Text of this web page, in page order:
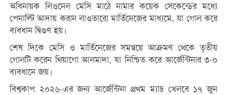
অধিনায়ক লিওনেল মেসি মাঠে নামার কয়েক সেকেন্ডের মধ্যে
পেনাল্টি আদায় করান লাওতারো মার্তিনেজের মাধ্যমে, যা গোল করে
ব্যবধান দ্বিগুণ হয়।
শেষ দিকে মেসি ও মার্তিনেজের সমন্বয়ে আক্রমণ থেকে তৃতীয়
গোলটি করেন থিয়াগো আলমাদা, যা নিশ্চিত করে আর্জেন্টিনার ৩-০
ব্যবধানে জয়।
বিশ্বকাপ ২০২৬-এর জন্য আর্জেন্টিনা প্রথম ম্যাচ খেলবে ১৭ জুন